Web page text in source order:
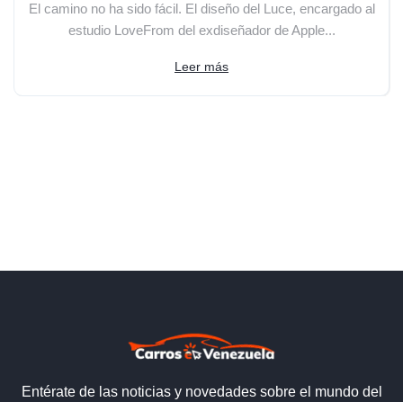
El camino no ha sido fácil. El diseño del Luce, encargado al
estudio LoveFrom del exdiseñador de Apple...
Leer más
Entérate de las noticias y novedades sobre el mundo del